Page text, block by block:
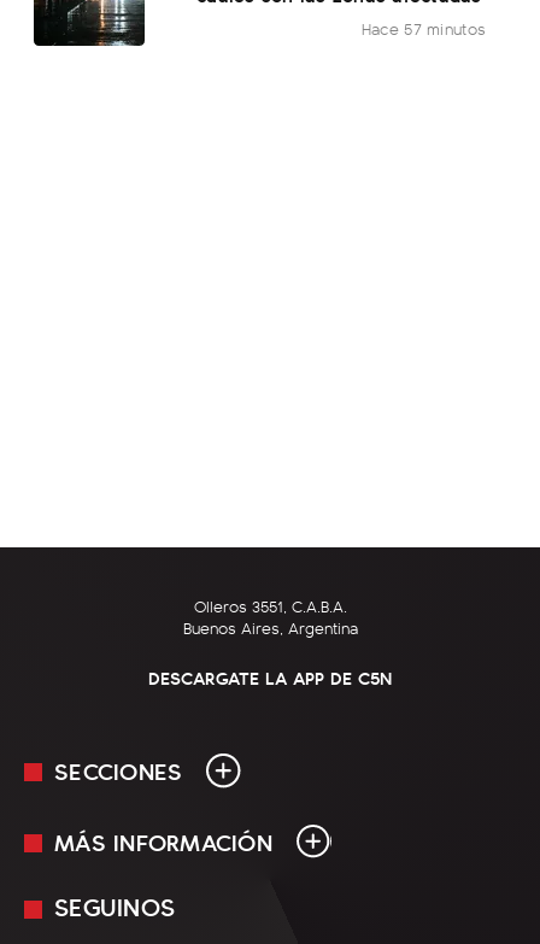
Hace 57 minutos
Olleros 3551, C.A.B.A.
Buenos Aires, Argentina
DESCARGATE LA APP DE C5N
SECCIONES
En Vivo
MÁS INFORMACIÓN
Mediakit
SEGUINOS